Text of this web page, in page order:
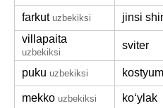
farkut uzbekiksi
jinsi
villapaita
uzbekiksi
sviter
puku uzbekiksi kostyum
mekko uzbekiksi
koʻylak